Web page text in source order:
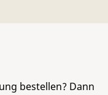
bestellen? Dann